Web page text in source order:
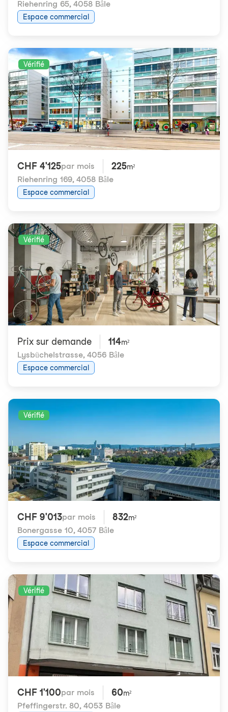
Riehenring 65, 4058 Bâle
Espace commercial
Vérifié
CHF 4'125par mois 225m²
Riehenring 169, 4058 Bâle
Espace commercial
Vérifié
Prix ​​sur demande 114m²
Lysbüchelstrasse, 4056 Bâle
Espace commercial
Vérifié
CHF 9'013par mois 832m²
Bonergasse 10, 4057 Bâle
Espace commercial
Vérifié
CHF 1'100par mois 60m²
Pfeffingerstr. 80, 4053 Bâle